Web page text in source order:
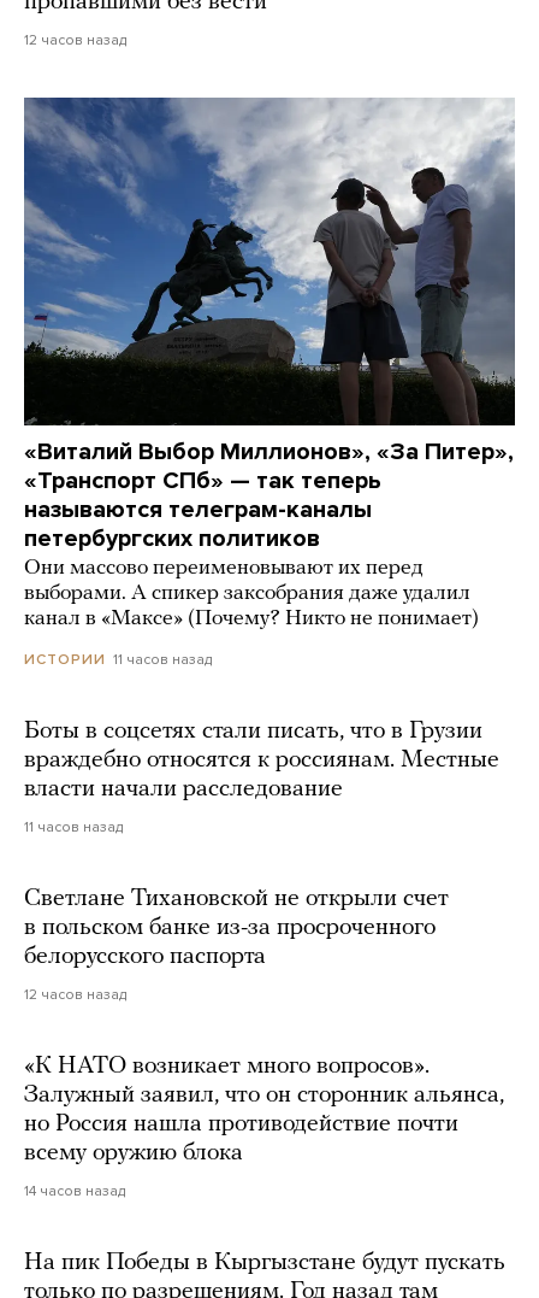
12 часов назад
«Виталий Выбор Миллионов», «За Питер»,
«Транспорт СПб» — так теперь
называются телеграм-каналы
петербургских политиков
Они массово переименовывают их перед
выборами. А спикер заксобрания даже удалил
канал в «Максе» (Почему? Никто не понимает)
ИСТОРИИ 11 часов назад
Боты в соцсетях стали писать, что в Грузии
враждебно относятся к россиянам. Местные
власти начали расследование
11 часов назад
Светлане Тихановской не открыли счет
в польском банке из-за просроченного
белорусского паспорта
12 часов назад
«К НАТО возникает много вопросов».
Залужный заявил, что он сторонник альянса,
но Россия нашла противодействие почти
всему оружию блока
14 часов назад
На пик Победы в Кыргызстане будут пускать
только по разрешениям. Год назад там